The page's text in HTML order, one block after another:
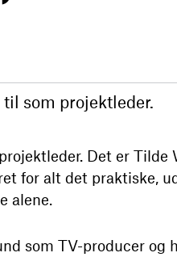
som projektleder.
Det er
for alt det praktiske,
alene.
som TV-producer